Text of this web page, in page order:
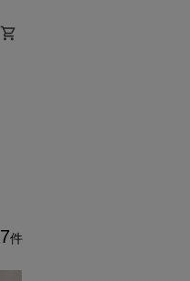
shopping_cart
7件